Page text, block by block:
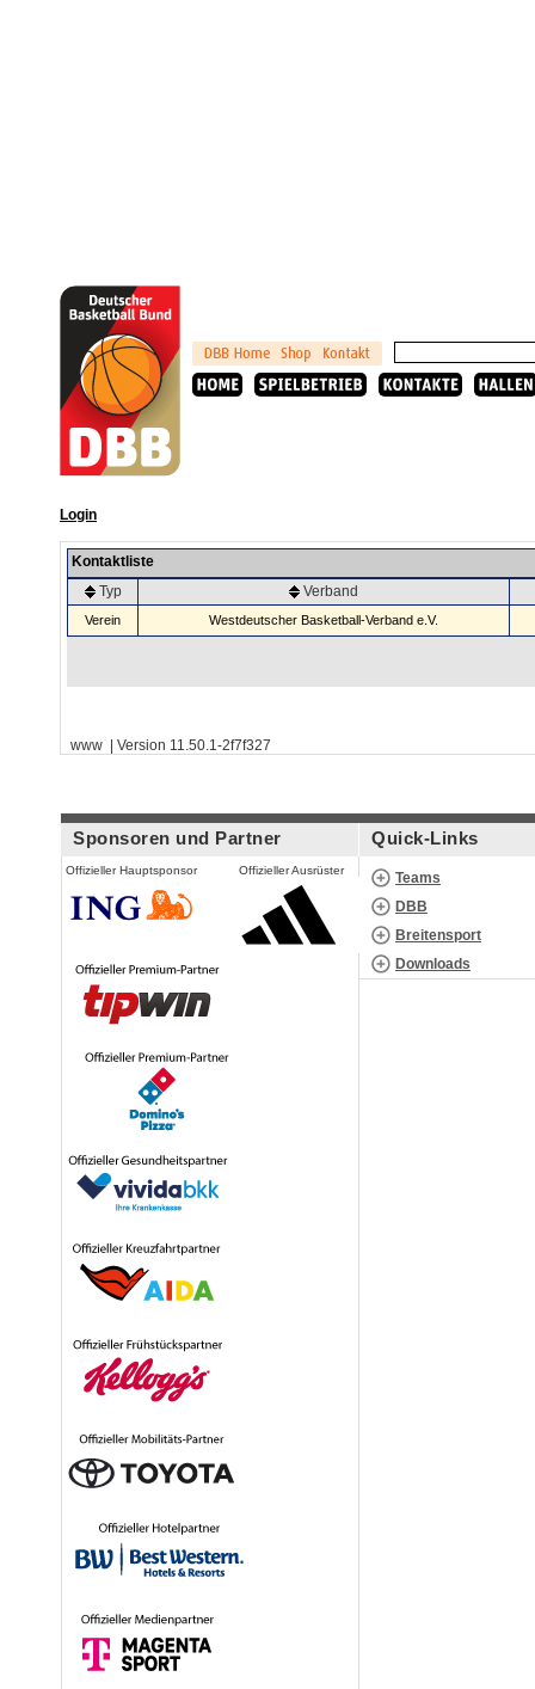
Login
Kontaktliste
Typ
Verband
Verein Westdeutscher Basketball-Verband e.V.
www | Version 11.50.1-2f7f327
Sponsoren und Partner
Offizieller Hauptsponsor Offizieller Ausrüster
Quick-Links
Teams
DBB
Breitensport
Downloads